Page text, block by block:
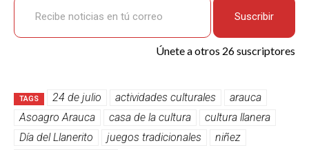
Suscribir
Únete a otros 26 suscriptores
TAGS 24 de julio actividades culturales
arauca
Asoagro Arauca
casa de la cultura
cultura llanera
Día del Llanerito
juegos tradicionales
niñez